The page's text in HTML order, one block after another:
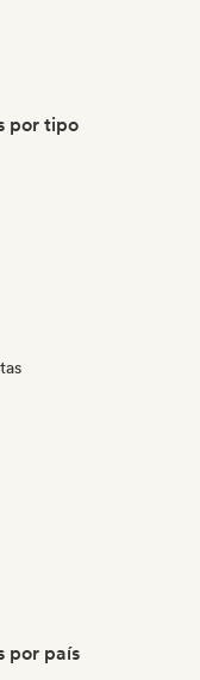
por tipo
por país